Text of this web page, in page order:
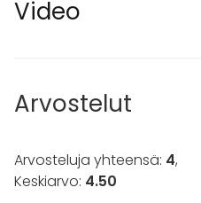
Terassi
Piha
Juhlat
Häät
Video
Arvostelut
Arvosteluja yhteensä: 4,
Keskiarvo: 4.50